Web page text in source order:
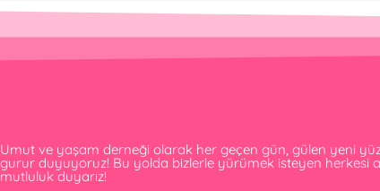
Umut ve yaşam derneği olarak her geçen gün, gülen yeni
gurur duyuyoruz! Bu yolda bizlerle yürümek isteyen herkesi
mutluluk duyarız!